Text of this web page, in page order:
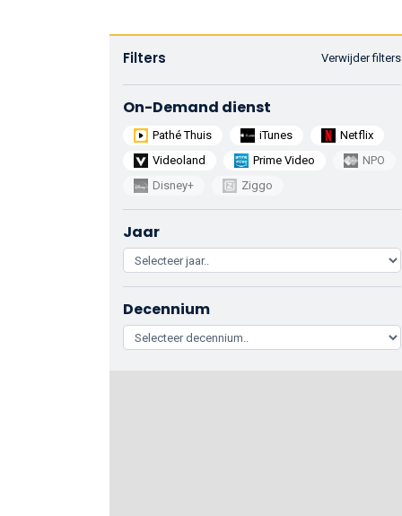
Verwijder filters
Filters
On-Demand dienst
Pathé Thuis iTunes
Netflix
Videoland
Prime Video
NPO
Disney+
Ziggo
Jaar
Decennium